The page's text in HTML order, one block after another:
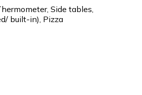
Side tables,
built-in), Pizza